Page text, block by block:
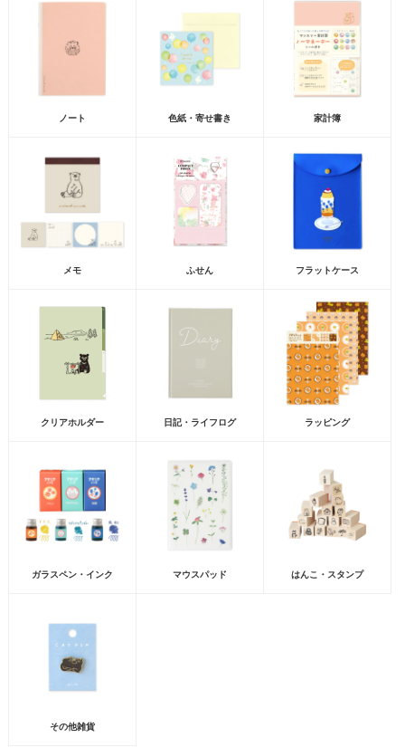
ノート 色紙・寄せ書き 家計簿
メモ ふせん フラットケース
クリアホルダー 日記・ライフログ ラッピング
ガラスペン・インク マウスパッド はんこ・スタンプ
その他雑貨